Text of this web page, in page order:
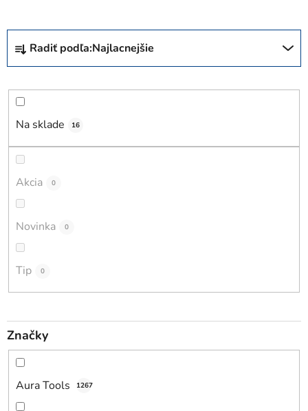
R
d
e
e
o
Radiť podľa:Najlacnejšie
Na sklade 16
Akcia 0
Novinka 0
Tip 0
Značky
Aura Tools 1267